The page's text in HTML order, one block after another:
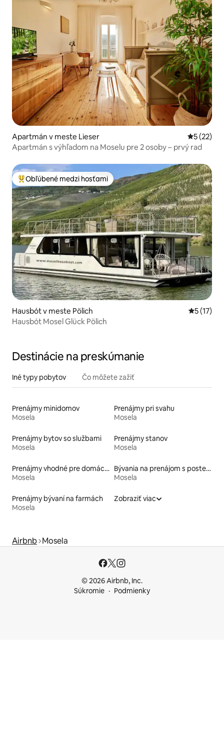
Apartmán v meste Lieser
5 (22)
Apartmán s výhľadom na Moselu pre 2 osoby – prvý rad
Najobľúbenejšie medzi hosťami
Obľúbené medzi hosťami
Hausbót v meste Pölich
5 (17)
Hausbót Mosel Glück Pölich
Destinácie na preskúmanie
Iné typy pobytov Čo môžete zažiť
Prenájmy minidomov
Mosela
Prenájmy pri svahu
Mosela
Prenájmy bytov so službami
Mosela
Prenájmy stanov
Mosela
Prenájmy vhodné pre domáce zvieratá
Mosela
Bývania na prenájom s posteľou s bezbariérovou výškou
Mosela
Prenájmy bývaní na farmách
Mosela
Zobraziť viac
Airbnb Mosela
© 2026 Airbnb, Inc.
Súkromie
Podmienky